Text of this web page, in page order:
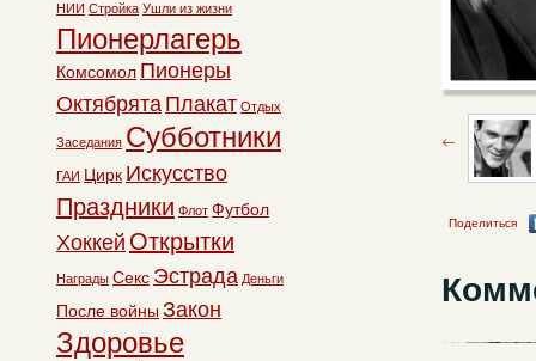
Поделиться
НИИ Стройка Ушли из жизни
Пионерлагерь
Комсомол Пионеры
Октябрята Плакат Отдых
Заседания Субботники
ГАИ Цирк Искусство
Праздники Флот Футбол
Хоккей Открытки
Награды Секс Эстрада Деньги
После войны Закон
Здоровье